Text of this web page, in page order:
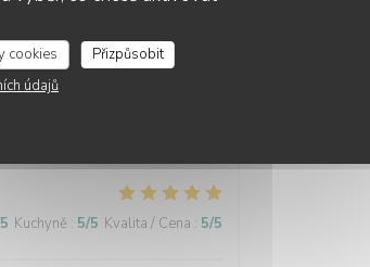
cookies
Přizpůsobit
údajů
Kuchyně: 5/5 Kvalita / Cena
Kuchyně : 5/5 Kvalita / Cena : 5/5